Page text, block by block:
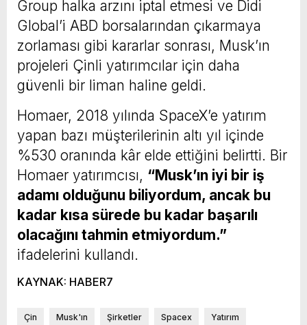
Group halka arzını iptal etmesi ve Didi
Global’i ABD borsalarından çıkarmaya
zorlaması gibi kararlar sonrası, Musk’ın
projeleri Çinli yatırımcılar için daha
güvenli bir liman haline geldi.
Homaer, 2018 yılında SpaceX’e yatırım
yapan bazı müşterilerinin altı yıl içinde
%530 oranında kâr elde ettiğini belirtti. Bir
Homaer yatırımcısı, “Musk’ın iyi bir iş
adamı olduğunu biliyordum, ancak bu
kadar kısa sürede bu kadar başarılı
olacağını tahmin etmiyordum.”
ifadelerini kullandı.
KAYNAK: HABER7
Çin Musk'ın Şirketler Spacex Yatırım